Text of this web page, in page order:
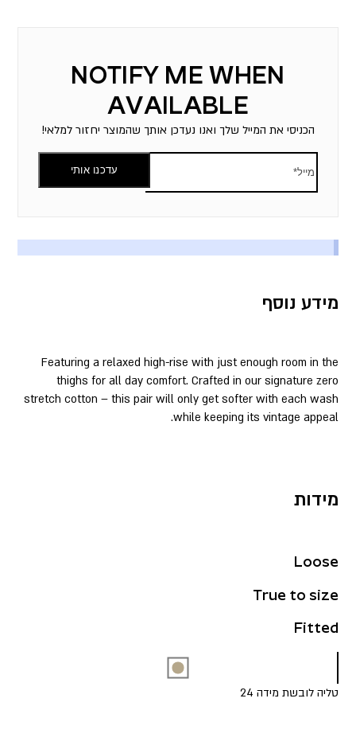
הכניסי את המייל שלך ואנו נעדכן אותך שהמוצר יחזור למלאי!
עדכנו אותי
מידע נוסף
Featuring a relaxed high-rise with just enough room in the
thighs for all day comfort. Crafted in our signature zero
stretch cotton – this pair will only get softer with each wash
while keeping its vintage appeal.
מידות
Loose
True to size
Fitted
טליה לובשת מידה 24